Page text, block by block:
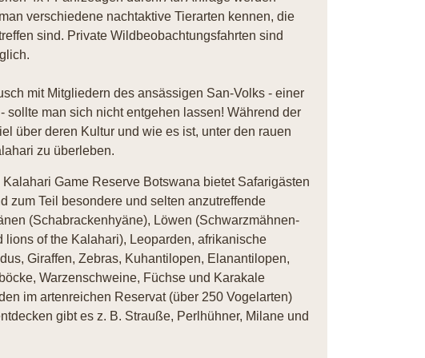
verschiedene nachtaktive Tierarten kennen, die
sind. Private Wildbeobachtungsfahrten sind
mit Mitgliedern des ansässigen San-Volks - einer
sollte man sich nicht entgehen lassen! Während der
über deren Kultur und wie es ist, unter den rauen
zu überleben.
Game Reserve Botswana bietet Safarigästen
zum Teil besondere und selten anzutreffende
(Schabrackenhyäne), Löwen (Schwarzmähnen-
lions of the Kalahari), Leoparden, afrikanische
Giraffen, Zebras, Kuhantilopen, Elanantilopen,
Warzenschweine, Füchse und Karakale
im artenreichen Reservat (über 250 Vogelarten)
gibt es z. B. Strauße, Perlhühner, Milane und